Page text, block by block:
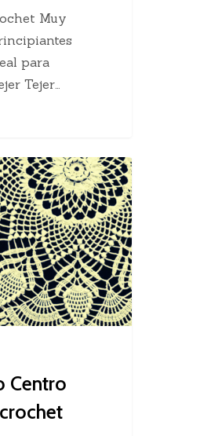
Muy
para
Tejer…
Centro